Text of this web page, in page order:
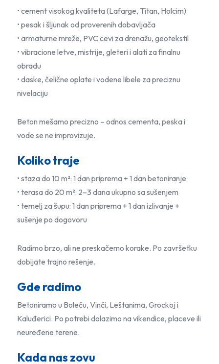
• cement visokog kvaliteta (Lafarge, Titan, Holcim)
• pesak i šljunak od proverenih dobavljača
• armaturne mreže, PVC cevi za drenažu, geotekstil
• vibracione letve, mistrije, gleteri i alati za finalnu
obradu
• daske, čelične oplate i vodene libele za preciznu
nivelaciju
Beton mešamo precizno – odnos cementa, peska i
vode se ne improvizuje.
Koliko traje
• staza do 10 m²: 1 dan priprema + 1 dan betoniranje
• terasa do 20 m²: 2–3 dana ukupno sa sušenjem
• temelj za šupu: 1 dan priprema + 1 dan izlivanje +
sušenje po dogovoru
Radimo brzo, ali ne preskačemo korake. Po završetku
dobijate trajno rešenje.
Gde radimo
Betoniramo u Boleču, Vinči, Leštanima, Grockoj i
Kaluđerici. Po potrebi dolazimo na vikendice, placeve ili
neuređene terene.
Kada nas zovu